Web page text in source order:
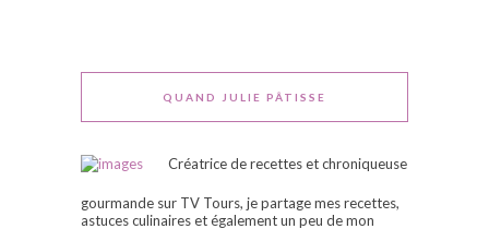
QUAND JULIE PÂTISSE
Créatrice de recettes et chroniqueuse
gourmande sur TV Tours, je partage mes recettes,
astuces culinaires et également un peu de mon